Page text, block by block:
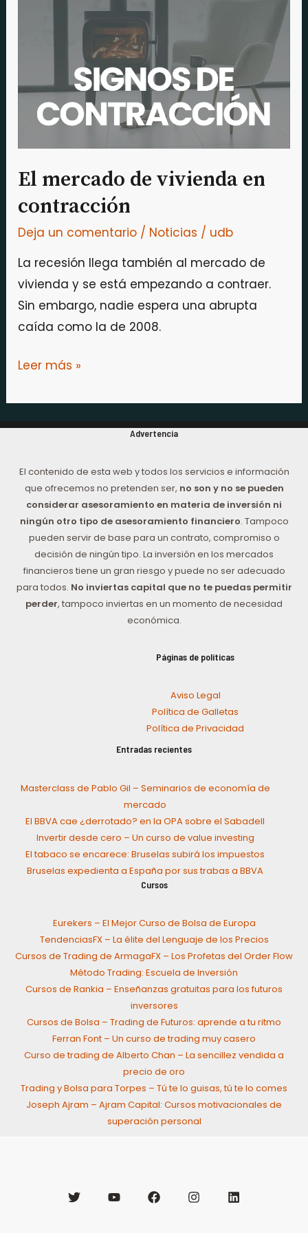
El mercado de vivienda en
contracción
Deja un comentario / Noticias / udb
La recesión llega también al mercado de
vivienda y se está empezando a contraer.
Sin embargo, nadie espera una abrupta
caída como la de 2008.
contracción
Leer más »
Advertencia
El contenido de esta web y todos los servicios e información
que ofrecemos no pretenden ser, no son y no se pueden
considerar asesoramiento en materia de inversión ni
ningún otro tipo de asesoramiento financiero. Tampoco
pueden servir de base para un contrato, compromiso o
decisión de ningún tipo. La inversión en los mercados
financieros tiene un gran riesgo y puede no ser adecuado
para todos. No inviertas capital que no te puedas permitir
perder, tampoco inviertas en un momento de necesidad
económica.
Páginas de políticas
Aviso Legal
Política de Galletas
Política de Privacidad
Entradas recientes
Masterclass de Pablo Gil – Seminarios de economía de
mercado
El BBVA cae ¿derrotado? en la OPA sobre el Sabadell
Invertir desde cero – Un curso de value investing
El tabaco se encarece: Bruselas subirá los impuestos
Bruselas expedienta a España por sus trabas a BBVA
Cursos
Eurekers – El Mejor Curso de Bolsa de Europa
TendenciasFX – La élite del Lenguaje de los Precios
Cursos de Trading de ArmagaFX – Los Profetas del Order Flow
Método Trading: Escuela de Inversión
Cursos de Rankia – Enseñanzas gratuitas para los futuros
inversores
Cursos de Bolsa – Trading de Futuros: aprende a tu ritmo
Ferran Font – Un curso de trading muy casero
Curso de trading de Alberto Chan – La sencillez vendida a
precio de oro
Trading y Bolsa para Torpes – Tú te lo guisas, tú te lo comes
Joseph Ajram – Ajram Capital: Cursos motivacionales de
superación personal